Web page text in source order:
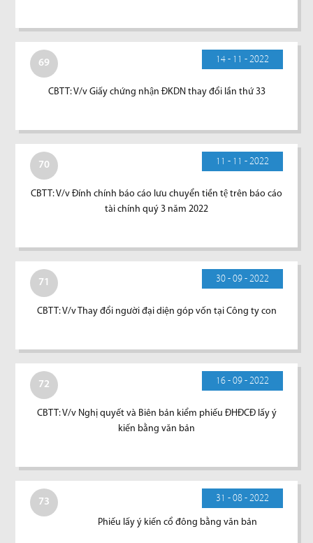
69 14 - 11 - 2022
CBTT: V/v Giấy chứng nhận ĐKDN thay đổi lần thứ 33
70 11 - 11 - 2022
CBTT: V/v Đính chính báo cáo lưu chuyển tiền tệ trên báo cáo
tài chính quý 3 năm 2022
71 30 - 09 - 2022
CBTT: V/v Thay đổi người đại diện góp vốn tại Công ty con
72 16 - 09 - 2022
CBTT: V/v Nghị quyết và Biên bản kiểm phiếu ĐHĐCĐ lấy ý
kiến bằng văn bản
73 31 - 08 - 2022
Phiếu lấy ý kiến cổ đông bằng văn bản